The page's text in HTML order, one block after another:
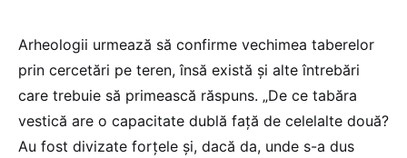
Arheologii urmează să confirme vechimea taberelor
prin cercetări pe teren, însă există şi alte întrebări
care trebuie să primească răspuns. „De ce tabăra
vestică are o capacitate dublă faţă de celelalte două?
Au fost divizate forţele şi, dacă da, unde s-a dus